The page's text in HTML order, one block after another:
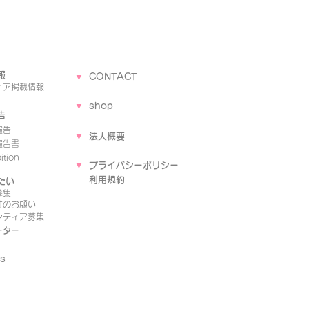
ア掲載情報
告
告書
い
集
のお願い
ティア募集
ター
▼ CONTACT
▼ shop
▼ 法人概要
▼ プライバシーポリシー
利用規約